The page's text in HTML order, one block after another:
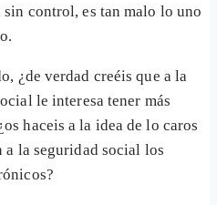
control, es tan malo lo uno
¿de verdad creéis que a la
le interesa tener más
haceis a la idea de lo caros
a la seguridad social los